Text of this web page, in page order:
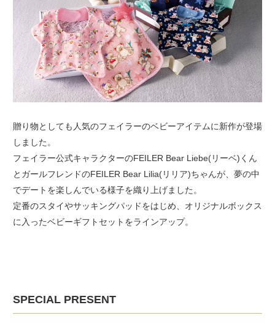
贈り物としても人気のフェイラーのベビーアイテムに新作が登場
しました。
フェイラー公式キャラクターのFEILER Bear Liebe(リーベ)くん
とガールフレンドのFEILER Bear Lilia(リリア)ちゃんが、夢の中
でデートを楽しんでいる様子を織り上げました。
定番のスタイやサッキングパッドをはじめ、オリジナルボックス
に入ったベビーギフトセットをラインアップ。
SPECIAL PRESENT